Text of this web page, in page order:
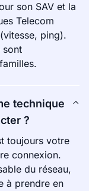
son SAV et la
Telecom
ping).
sont
technique
?
toujours votre
connexion.
du réseau,
à prendre en